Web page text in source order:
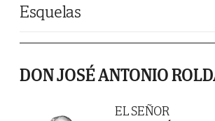
Esquelas
DON JOSÉ ANTONIO
EL SEÑOR